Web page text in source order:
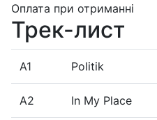
Оплата при отриманні
Трек-лист
A1 Politik
A2 In My Place